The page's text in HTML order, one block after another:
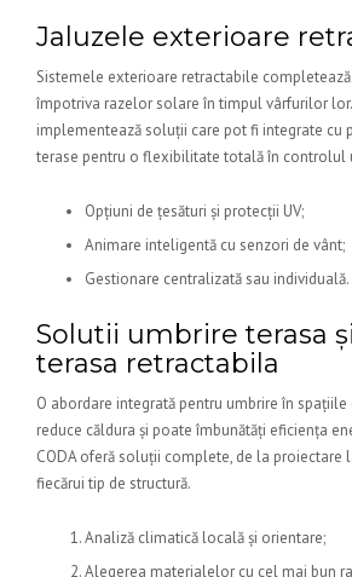
Jaluzele exterioare
Sistemele exterioare retractabile
împotriva razelor solare în timpul vârfurilor lor.
implementează soluții care pot fi integrate cu
terase pentru o flexibilitate totală în controlul
Opțiuni de țesături și protecții UV;
Animare inteligentă cu senzori de vânt;
Gestionare centralizată sau individuală.
Solutii umbrire terasa
terasa retractabila
O abordare integrată pentru umbrire în
reduce căldura și poate îmbunătăți eficiența
CODA oferă soluții complete, de la proiectare
fiecărui tip de structură.
Analiză climatică locală și orientare;
Alegerea materialelor cu cel mai bun